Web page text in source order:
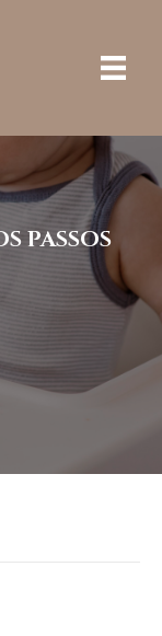
PASSOS